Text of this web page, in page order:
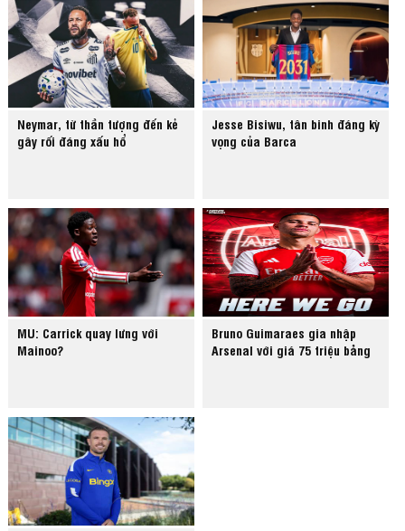
Neymar, từ thần tượng đến kẻ
gây rối đáng xấu hổ
Jesse Bisiwu, tân binh đáng kỳ
vọng của Barca
MU: Carrick quay lưng với
Mainoo?
Bruno Guimaraes gia nhập
Arsenal với giá 75 triệu bảng